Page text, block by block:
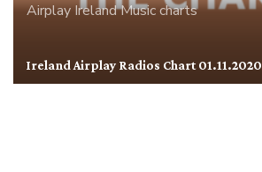
AirplayIrelandMusic charts
Ireland Airplay Radios Chart 01.11.2020